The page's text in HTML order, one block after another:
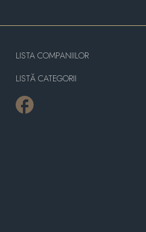
LISTA COMPANIILOR
LISTĂ CATEGORII